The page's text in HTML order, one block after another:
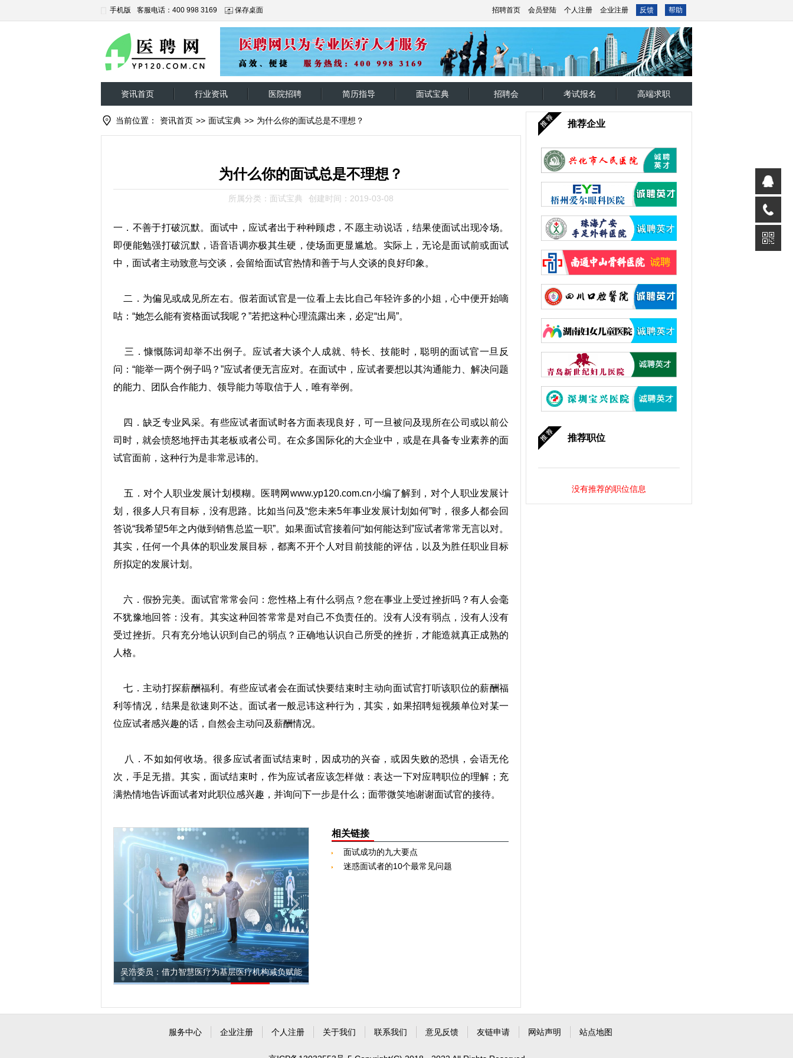
手机版 客服电话：400 998 3169 保存桌面 招聘首页 会员登陆 个人注册 企业注册 反馈 帮助
资讯首页 行业资讯 医院招聘 简历指导 面试宝典 招聘会 考试报名 高端求职
当前位置： 资讯首页 >> 面试宝典 >> 为什么你的面试总是不理想？
为什么你的面试总是不理想？
所属分类：面试宝典 创建时间：2019-03-08
一．不善于打破沉默。面试中，应试者出于种种顾虑，不愿主动说话，结果使面试出现冷场。
即便能勉强打破沉默，语音语调亦极其生硬，使场面更显尴尬。实际上，无论是面试前或面试
中，面试者主动致意与交谈，会留给面试官热情和善于与人交谈的良好印象。
二．为偏见或成见所左右。假若面试官是一位看上去比自己年轻许多的小姐，心中便开始嘀
咕：“她怎么能有资格面试我呢？”若把这种心理流露出来，必定“出局”。
三．慷慨陈词却举不出例子。应试者大谈个人成就、特长、技能时，聪明的面试官一旦反
问：“能举一两个例子吗？”应试者便无言应对。在面试中，应试者要想以其沟通能力、解决问题
的能力、团队合作能力、领导能力等取信于人，唯有举例。
四．缺乏专业风采。有些应试者面试时各方面表现良好，可一旦被问及现所在公司或以前公
司时，就会愤怒地抨击其老板或者公司。在众多国际化的大企业中，或是在具备专业素养的面
试官面前，这种行为是非常忌讳的。
五．对个人职业发展计划模糊。医聘网www.yp120.com.cn小编了解到，对个人职业发展计
划，很多人只有目标，没有思路。比如当问及“您未来5年事业发展计划如何”时，很多人都会回
答说“我希望5年之内做到销售总监一职”。如果面试官接着问“如何能达到”应试者常常无言以对。
其实，任何一个具体的职业发展目标，都离不开个人对目前技能的评估，以及为胜任职业目标
所拟定的发展计划。
六．假扮完美。面试官常常会问：您性格上有什么弱点？您在事业上受过挫折吗？有人会毫
不犹豫地回答：没有。其实这种回答常常是对自己不负责任的。没有人没有弱点，没有人没有
受过挫折。只有充分地认识到自己的弱点？正确地认识自己所受的挫折，才能造就真正成熟的
人格。
七．主动打探薪酬福利。有些应试者会在面试快要结束时主动向面试官打听该职位的薪酬福
利等情况，结果是欲速则不达。面试者一般忌讳这种行为，其实，如果招聘短视频单位对某一
位应试者感兴趣的话，自然会主动问及薪酬情况。
八．不如如何收场。很多应试者面试结束时，因成功的兴奋，或因失败的恐惧，会语无伦
次，手足无措。其实，面试结束时，作为应试者应该怎样做：表达一下对应聘职位的理解；充
满热情地告诉面试者对此职位感兴趣，并询问下一步是什么；面带微笑地谢谢面试官的接待。
吴浩委员：借力智慧医疗为基层医疗机构减负赋能
相关链接
面试成功的九大要点
迷惑面试者的10个最常见问题
推荐企业
推荐职位
没有推荐的职位信息
服务中心 企业注册 个人注册 关于我们 联系我们 意见反馈 友链申请 网站声明 站点地图